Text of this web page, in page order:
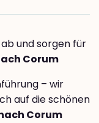
und sorgen für
Corum
– wir
auf die schönen
Corum